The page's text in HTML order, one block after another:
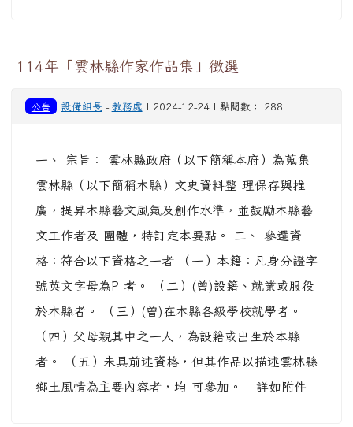
114年「雲林縣作家作品集」徵選
公告 設備組長 - 教務處 | 2024-12-24 | 點閱數： 288
一、 宗旨： 雲林縣政府（以下簡稱本府）為蒐集
雲林縣（以下簡稱本縣）文史資料整 理保存與推
廣，提昇本縣藝文風氣及創作水準，並鼓勵本縣藝
文工作者及 團體，特訂定本要點。 二、 參選資
格：符合以下資格之一者 （一）本籍：凡身分證字
號英文字母為P 者。 （二）(曾)設籍、就業或服役
於本縣者。 （三）(曾)在本縣各級學校就學者。
（四）父母親其中之一人，為設籍或出生於本縣
者。 （五）未具前述資格，但其作品以描述雲林縣
鄉土風情為主要內容者，均 可參加。 詳如附件